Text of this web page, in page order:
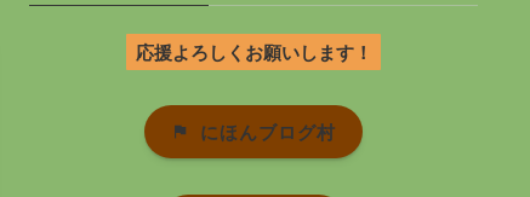
応援よろしくお願いします！
にほんブログ村